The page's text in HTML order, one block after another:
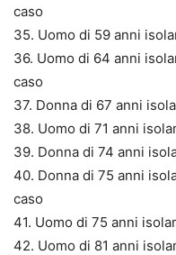
caso
35. Uomo di 59 anni
36. Uomo di 64 anni
caso
37. Donna di 67 anni
38. Uomo di 71 anni
39. Donna di 74 anni
40. Donna di 75 anni
caso
41. Uomo di 75 anni
42. Uomo di 81 anni